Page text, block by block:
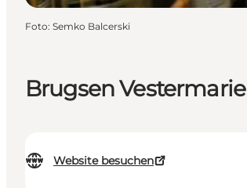
Brugsen Vestermarie
Website besuchen
Foto: Semko Balcerski